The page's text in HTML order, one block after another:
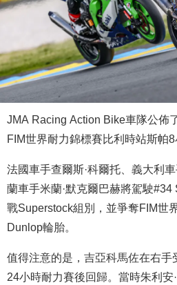
JMA Racing Action Bike車隊公佈
FIM世界耐力錦標賽比利時站斯帕8
法國車手查爾斯·科爾托、義大利
蘭車手米蘭·默克爾巴赫將駕駛
戰Superstock組別，並爭奪FIM世
Dunlop輪胎。
值得注意的是，吉亞科馬佐在右手
24小時耐力賽後回歸。當時朱利安